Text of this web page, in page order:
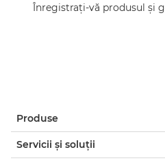
Înregistraţi-vă produsul şi
Produse
Servicii şi soluţii